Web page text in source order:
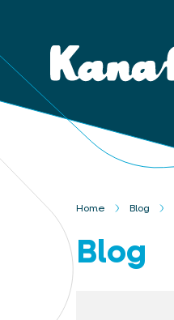
Home Blog
Blog